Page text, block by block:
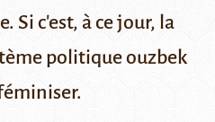
Si c'est, à ce jour, la
politique ouzbek